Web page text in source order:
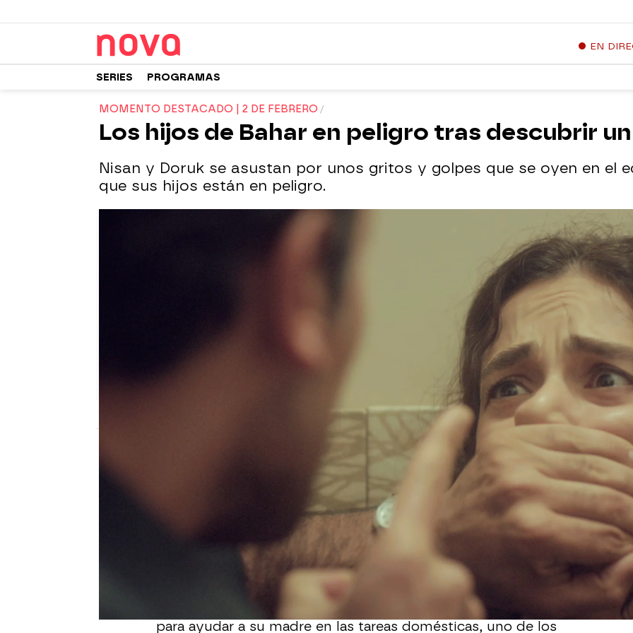
EN
SERIES PROGRAMAS
MOMENTO DESTACADO | 2 DE FEBRERO
Los hijos de Bahar en peligro tras descubrir
Nisan y Doruk se asustan por unos gritos y golpes que se oyen en el
que sus hijos están en peligro.
WhatsappFacebook
X
Un hombre llama a casa de Ceyda,uno de los vecinos de
Bahar. Inesperadamente, ella sube a su casa, buscando la
protección de Bahar para que la encubra. Su vecina
desconoce que Bahar sabe su secreto
: es infiel a ese hombre
con el padre de Arif.
Bahar descubrió este secreto cuando acudió a casa de Arif
para ayudar a su madre en las tareas domésticas, uno de los